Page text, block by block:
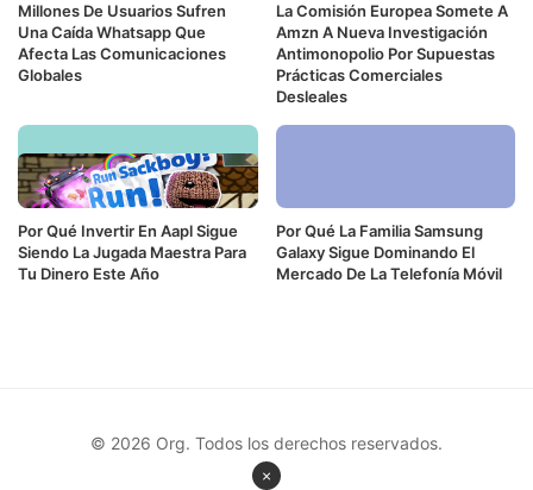
Millones De Usuarios Sufren
Una Caída Whatsapp Que
Afecta Las Comunicaciones
Globales
La Comisión Europea Somete A
Amzn A Nueva Investigación
Antimonopolio Por Supuestas
Prácticas Comerciales
Desleales
Por Qué Invertir En Aapl Sigue
Siendo La Jugada Maestra Para
Tu Dinero Este Año
Por Qué La Familia Samsung
Galaxy Sigue Dominando El
Mercado De La Telefonía Móvil
×
© 2026 Org. Todos los derechos reservados.